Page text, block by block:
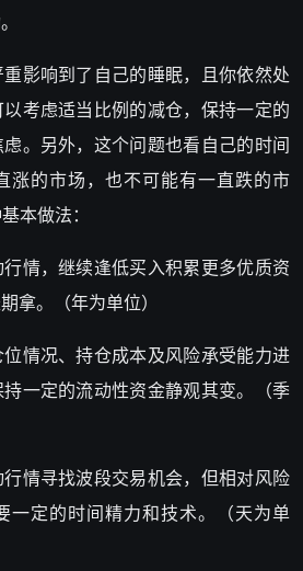
影响到了自己的睡眠，且你依然处
考虑适当比例的减仓，保持一定的
。另外，这个问题也看自己的时间
涨的市场，也不可能有一直跌的市
本做法：
情，继续逢低买入积累更多优质资
拿。（年为单位）
情况、持仓成本及风险承受能力进
一定的流动性资金静观其变。（季
情寻找波段交易机会，但相对风险
一定的时间精力和技术。（天为单